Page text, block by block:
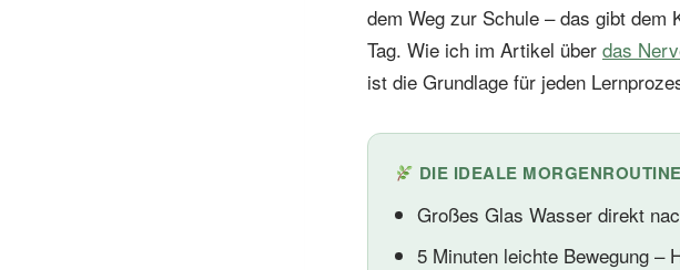
dem Weg zur Schule – das gibt
Tag. Wie ich im Artikel über das
ist die Grundlage für jeden
DIE IDEALE
Großes Glas Wasser direkt
5 Minuten leichte Bewegung –